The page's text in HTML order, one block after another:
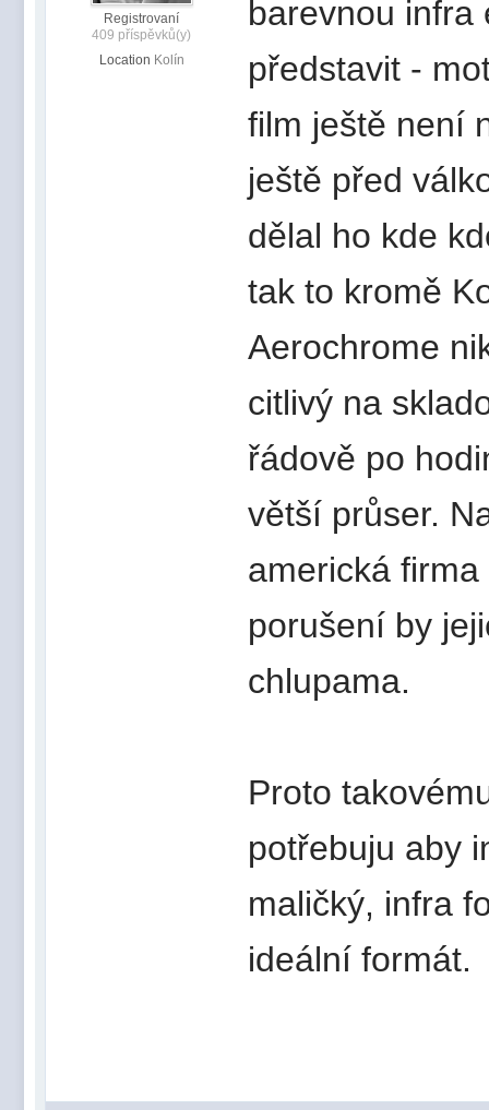
Registrovaní
409 příspěvků(y)
Location Kolín
barevnou infra
představit -
film ještě není
ještě před
dělal ho kde
tak to kromě
Aerochrome
citlivý na
řádově po
větší průser.
americká
porušení by
chlupama.
Proto
potřebuju aby
maličký, infra
ideální formát.